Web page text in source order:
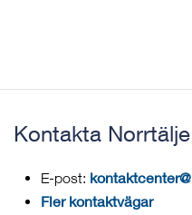
Kontakta
E-post:
Fler kontaktvägar